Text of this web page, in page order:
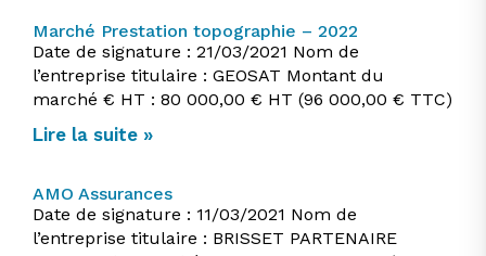
Marché Prestation topographie – 2022
Date de signature : 21/03/2021 Nom de
l’entreprise titulaire : GEOSAT Montant du
marché € HT : 80 000,00 € HT (96 000,00 € TTC)
Lire la suite »
AMO Assurances
Date de signature : 11/03/2021 Nom de
l’entreprise titulaire : BRISSET PARTENAIRE